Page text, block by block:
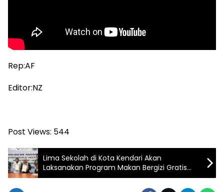
Rep:AF
Editor:NZ
Post Views: 544
Lima Sekolah di Kota Kendari Akan
Laksanakan Program Makan Bergizi Gratis
Setelah Lebaran